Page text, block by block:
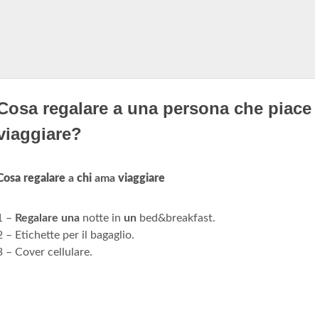
regalare a una persona che piace
regalare a chi ama viaggiare
– Regalare una notte in un bed&breakfast.
– Etichette per il bagaglio.
– Cover cellulare.